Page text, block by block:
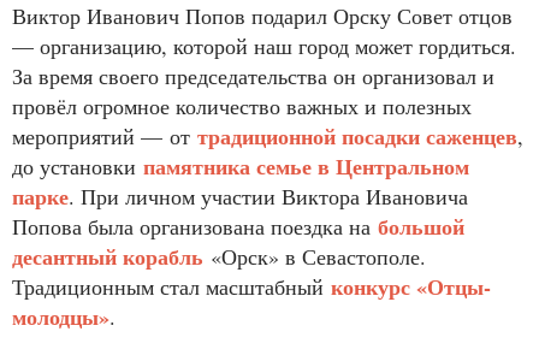
Виктор Иванович Попов подарил Орску Совет отцов
— организацию, которой наш город может гордиться.
За время своего председательства он организовал и
провёл огромное количество важных и полезных
мероприятий — от традиционной посадки саженцев,
до установки памятника семье в Центральном
парке. При личном участии Виктора Ивановича
Попова была организована поездка на большой
десантный корабль «Орск» в Севастополе.
Традиционным стал масштабный конкурс «Отцы-
молодцы».